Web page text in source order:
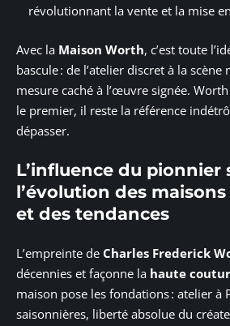
révolutionnant la vente et la mise
Avec la Maison Worth, c’est toute
bascule : de l’atelier discret à la
mesure caché à l’œuvre signée.
le premier, il reste la référence
dépasser.
L’influence du pionnier
l’évolution des
et des tendances
L’empreinte de Charles Frederick
décennies et façonne la haute
maison pose les fondations : atelier à
saisonnières, liberté absolue du